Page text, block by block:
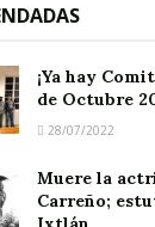
cirugías
¡Ya hay
de Octubre
28/07/2022
Muere la
Carreño;